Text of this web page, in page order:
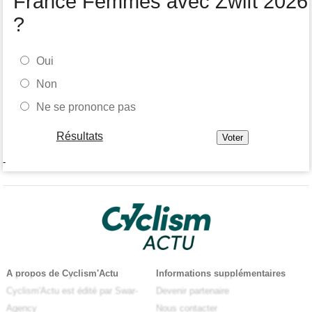
?
Oui
Non
Ne se prononce pas
Résultats
-
A propos de Cyclism'Actu
Cyclism'Actu est édité par Swar-
Agency
Informations supplémentaires
Devenir partenaire
Nous contacter